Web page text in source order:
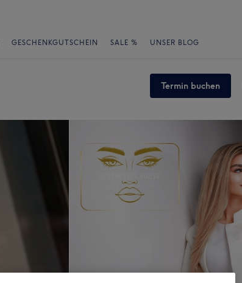
GESCHENKGUTSCHEIN SALE % UNSER BLOG
Termin buchen